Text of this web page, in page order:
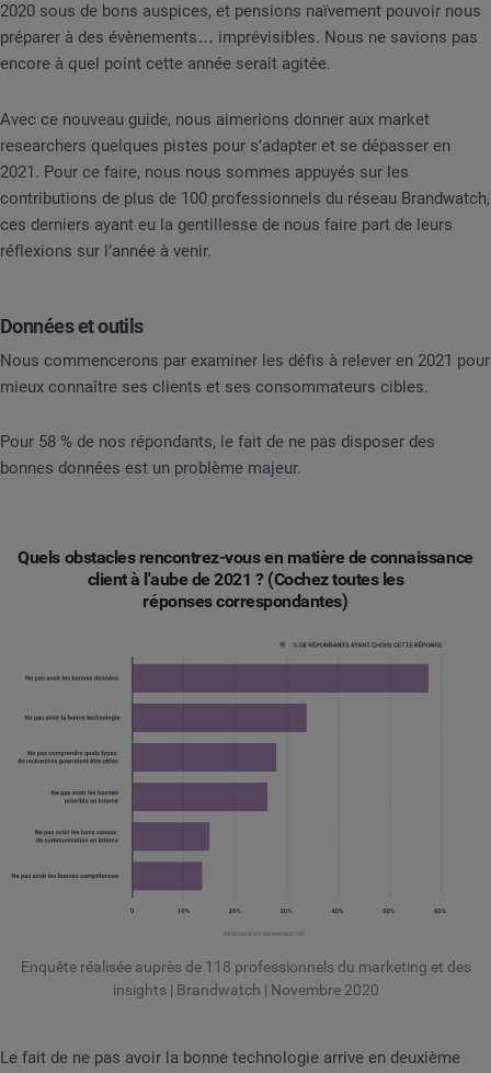
2020 sous de bons auspices, et pensions naïvement pouvoir nous
préparer à des évènements… imprévisibles. Nous ne savions pas
encore à quel point cette année serait agitée.
Avec ce nouveau guide, nous aimerions donner aux market
researchers quelques pistes pour s’adapter et se dépasser en
2021. Pour ce faire, nous nous sommes appuyés sur les
contributions de plus de 100 professionnels du réseau Brandwatch,
ces derniers ayant eu la gentillesse de nous faire part de leurs
réflexions sur l’année à venir.
Données et outils
Nous commencerons par examiner les défis à relever en 2021 pour
mieux connaître ses clients et ses consommateurs cibles.
Pour 58 % de nos répondants, le fait de ne pas disposer des
bonnes données est un problème majeur.
Quels obstacles rencontrez-vous en matière de connaissance
client à l'aube de 2021 ? (Cochez toutes les
réponses correspondantes)
Enquête réalisée auprès de 118 professionnels du marketing et des
insights | Brandwatch | Novembre 2020
Le fait de ne pas avoir la bonne technologie arrive en deuxième